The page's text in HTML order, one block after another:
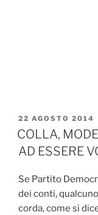
PUBBLICATO
IL
22 AGOSTO 2014
COLLA,
AD ESSERE
Se Partito
dei conti,
corda, come si